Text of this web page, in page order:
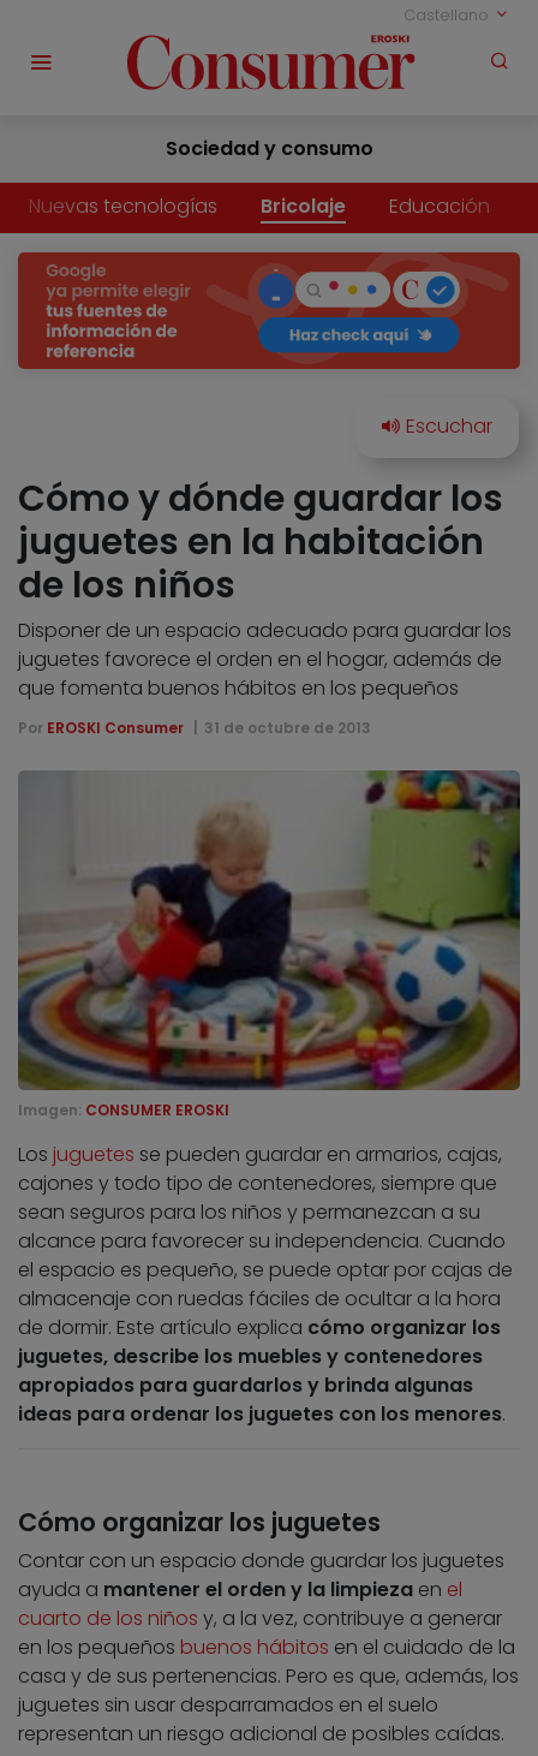
Castellano
Sociedad y consumo
Nuevas tecnologías Bricolaje Educación
Cómo y dónde guardar los
juguetes en la habitación
de los niños
Disponer de un espacio adecuado para guardar los
juguetes favorece el orden en el hogar, además de
que fomenta buenos hábitos en los pequeños
Por EROSKI Consumer 31 de octubre de 2013
Imagen: CONSUMER EROSKI
Los juguetes se pueden guardar en armarios, cajas,
cajones y todo tipo de contenedores, siempre que
sean seguros para los niños y permanezcan a su
alcance para favorecer su independencia. Cuando
el espacio es pequeño, se puede optar por cajas de
almacenaje con ruedas fáciles de ocultar a la hora
de dormir. Este artículo explica cómo organizar los
juguetes, describe los muebles y contenedores
apropiados para guardarlos y brinda algunas
ideas para ordenar los juguetes con los menores.
Cómo organizar los juguetes
Contar con un espacio donde guardar los juguetes
ayuda a mantener el orden y la limpieza en el
cuarto de los niños y, a la vez, contribuye a generar
en los pequeños buenos hábitos en el cuidado de la
casa y de sus pertenencias. Pero es que, además, los
juguetes sin usar desparramados en el suelo
representan un riesgo adicional de posibles caídas.